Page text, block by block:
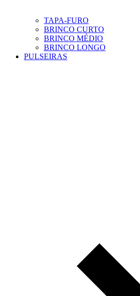
TAPA-FURO
BRINCO CURTO
BRINCO MÉDIO
BRINCO LONGO
PULSEIRAS